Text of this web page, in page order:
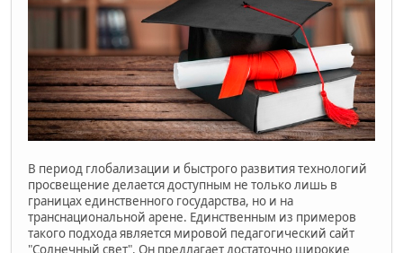
В период глобализации и быстрого развития технологий
просвещение делается доступным не только лишь в
границах единственного государства, но и на
транснациональной арене. Единственным из примеров
такого подхода является мировой педагогический сайт